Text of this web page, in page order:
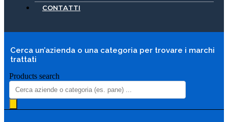
CONTATTI
Cerca un’azienda o una categoria per trovare i marchi
trattati
Products search